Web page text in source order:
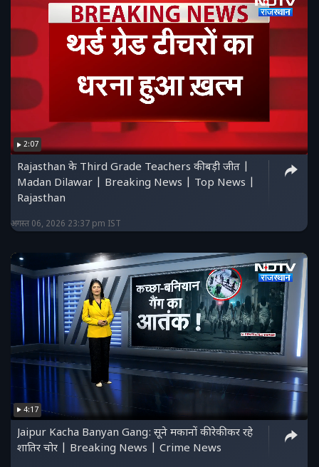
2:07
Rajasthan के Third Grade Teachers की बड़ी जीत |
Madan Dilawar | Breaking News | Top News |
Rajasthan
अगस्त 06, 2026 23:37 pm IST
4:17
Jaipur Kacha Banyan Gang: सूने मकानों की रेकी कर रहे
शातिर चोर | Breaking News | Crime News